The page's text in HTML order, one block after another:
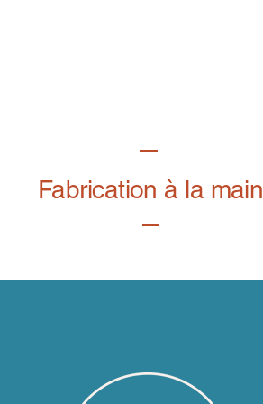
Fabrication à la main